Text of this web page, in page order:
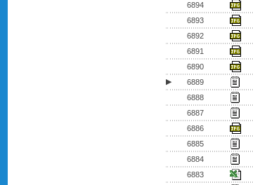
6894
6893
6892
6891
6890
▶
6889
6888
6887
6886
6885
6884
6883